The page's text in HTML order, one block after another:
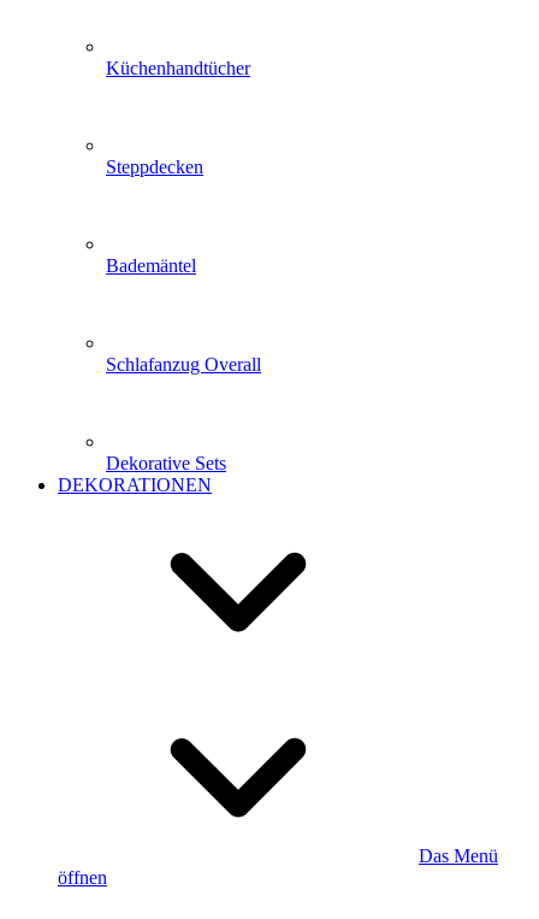
Küchenhandtücher
Steppdecken
Bademäntel
Schlafanzug Overall
Dekorative Sets
DEKORATIONEN
Das Menü
öffnen